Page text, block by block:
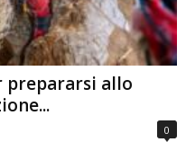
prepararsi allo
0